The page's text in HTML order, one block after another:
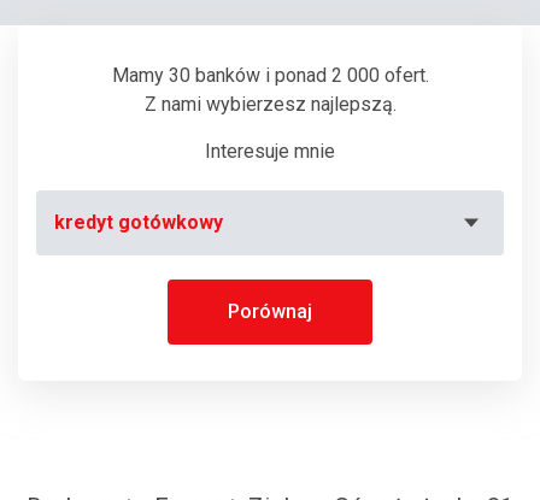
Mamy 30 banków i ponad 2 000 ofert.
Z nami wybierzesz najlepszą.
Interesuje mnie
kredyt gotówkowy
Porównaj